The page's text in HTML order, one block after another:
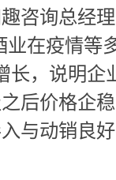
咨询总经
业在疫情等
长，说明企
后价格企
与动销良